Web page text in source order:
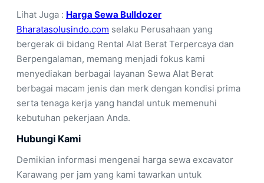
Lihat Juga : Harga Sewa Bulldozer
Bharatasolusindo.com selaku Perusahaan yang
bergerak di bidang Rental Alat Berat Terpercaya dan
Berpengalaman, memang menjadi fokus kami
menyediakan berbagai layanan Sewa Alat Berat
berbagai macam jenis dan merk dengan kondisi prima
serta tenaga kerja yang handal untuk memenuhi
kebutuhan pekerjaan Anda.
Hubungi Kami
Demikian informasi mengenai harga sewa excavator
Karawang per jam yang kami tawarkan untuk